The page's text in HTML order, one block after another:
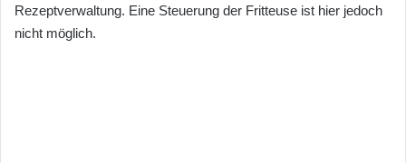
Rezeptverwaltung. Eine Steuerung der Fritteuse ist hier jedoch
nicht möglich.